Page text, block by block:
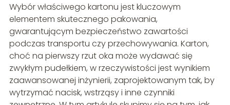
Wybór właściwego kartonu jest kluczowym
elementem skutecznego pakowania,
gwarantującym bezpieczeństwo zawartości
podczas transportu czy przechowywania. Karton,
choć na pierwszy rzut oka może wydawać się
zwykłym pudełkiem, w rzeczywistości jest wynikiem
zaawansowanej inżynierii, zaprojektowanym tak, by
wytrzymać nacisk, wstrząsy i inne czynniki